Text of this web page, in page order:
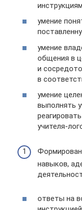
умение
умение
общения в
и
в
умение
выполнять
учителя-
навыков,
ответы на